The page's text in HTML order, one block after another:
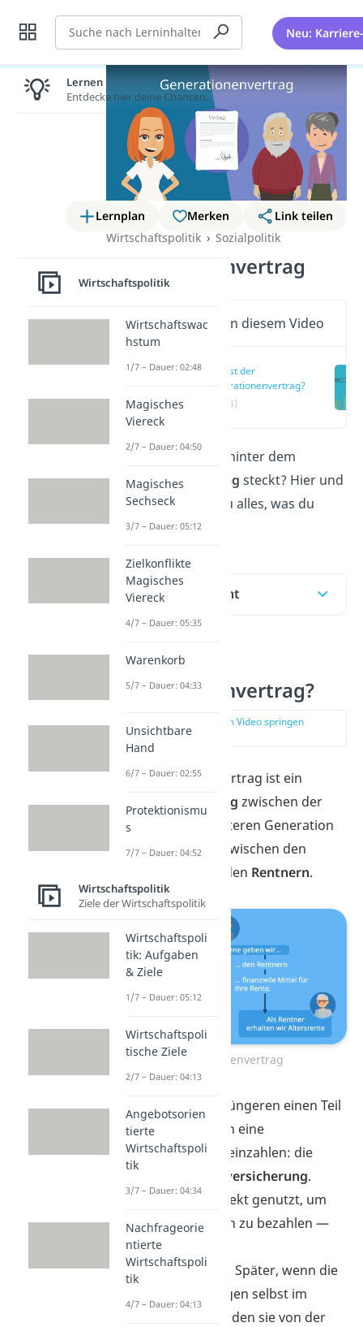
Suche Neu:
Lernplan Merken
Link teilen
Wirtschaftspolitik
Sozialpolitik
Generationenvertrag
Wichtige Inhalte in diesem Video
Was ist der
Generationenvertrag?
(00:13)
Du fragst dich, was hinter dem
Generationenvertrag steckt? Hier und
Videoerfährst du alles, was du
dazu wissen musst!
Inhaltsübersicht
Was ist der
Generationenvertrag?
zur Stelle im Video springen
(00:13)
Der Generationenvertrag ist ein
unsichtbarer
Vertrag zwischen der
jüngeren und der älteren Generation
— genauer gesagt zwischen den
und den Rentnern.
Generationenvertrag
Er besagt, dass die Jüngeren einen Teil
ihres Einkommens in eine
gemeinsame Kasse einzahlen: die
gesetzliche Rentenversicherung.
Dieses Geld wird direkt genutzt, um
die Rente der Älteren zu bezahlen —
du nennst das auch
„Umlageverfahren“
. Später, wenn die
heutigen Berufstätigen selbst im
Ruhestand sind, werden sie von der
Lernen lohnt sich!
Entdecke hier deine Chancen.
Wirtschaftspolitik
Wirtschaftswac
hstum
1/7 – Dauer: 02:48
Magisches
Viereck
2/7 – Dauer: 04:50
Magisches
Sechseck
3/7 – Dauer: 05:12
Zielkonflikte
Magisches
Viereck
4/7 – Dauer: 05:35
Warenkorb
5/7 – Dauer: 04:33
Unsichtbare
Hand
6/7 – Dauer: 02:55
Protektionismu
s
7/7 – Dauer: 04:52
Wirtschaftspolitik
Ziele der Wirtschaftspolitik
Wirtschaftspoli
tik: Aufgaben
& Ziele
1/7 – Dauer: 05:12
Wirtschaftspoli
tische Ziele
2/7 – Dauer: 04:13
Angebotsorien
tierte
Wirtschaftspoli
tik
3/7 – Dauer: 04:34
Nachfrageorie
ntierte
Wirtschaftspoli
tik
4/7 – Dauer: 04:13